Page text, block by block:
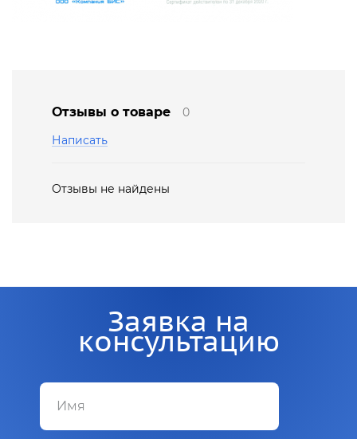
Отзывы о товаре
0
Написать
Отзывы не найдены
Заявка на
консультацию